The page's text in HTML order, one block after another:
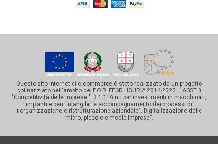
Questo sito internet di e-commerce è stato realizzato da un progetto
cofinanziato nell'ambito del P.O.R. FESR LIGURIA 2014-2020 – ASSE 3
"Competitività delle imprese ", 3.1.1 "Aiuti per investimenti in macchinari,
impianti e beni intangibili e accompagnamento dei processi di
riorganizzazione e ristrutturazione aziendale". Digitalizzazione delle
micro, piccole e medie imprese”.